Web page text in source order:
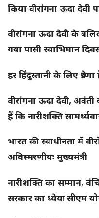
किया वीरांगना ऊदा देवी
वीरांगना ऊदा देवी के
गया पासी स्वाभिमान
हर हिंदुस्तानी के लिए
वीरांगना ऊदा देवी, अवंती
हैं कि नारीशक्ति
भारत की स्वाधीनता में
अविस्मरणीयः मुख्यमंत्री
नारीशक्ति का सम्मान,
सरकार का ध्येयः सीएम